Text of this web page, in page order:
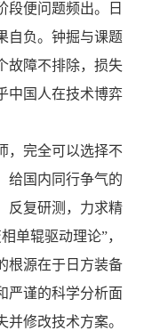
段便问题频出。日
自负。钟掘与课题
故障不排除，损失
中国人在技术博弈
，完全可以选择不
给国内同行争气的
反复研测，力求精
单辊驱动理论”，
源在于日方装备
严谨的科学分析面
修改技术方案。